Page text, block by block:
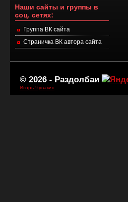
Наши сайты и группы в
соц. сетях:
Группа ВК сайта
Страничка ВК автора сайта
© 2026 - Раздолбаи
Игорь Чувакин